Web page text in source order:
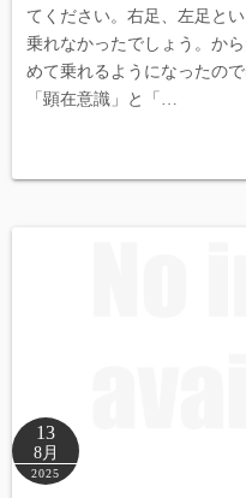
てください。右足、左足と
乗れなかったでしょう。か
めて乗れるようになったの
「顕在意識」と「…
13
8月
2025